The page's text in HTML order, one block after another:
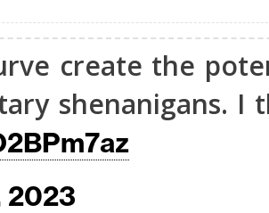
create the
shenanigans. I
2023